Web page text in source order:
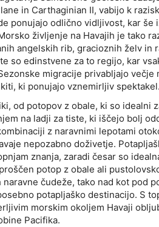
in Carthaginian II, vabijo k
ponujajo odlično vidljivost, kar še
življenje na Havajih je tako
angelskih rib, gracioznih želv in
so edinstvene za to regijo, kar
migracije privabljajo večje
ki ponujajo vznemirljiv spektakel.
od potopov z obale, ki so idealni
na ladji za tiste, ki iščejo bolj
z naravnimi lepotami
nepozabno doživetje.
znanja, zaradi česar so
potop z obale ali
čudeže, tako nad kot pod
potapljaško destinacijo. S
morskim okoljem Havaji
Pacifika.